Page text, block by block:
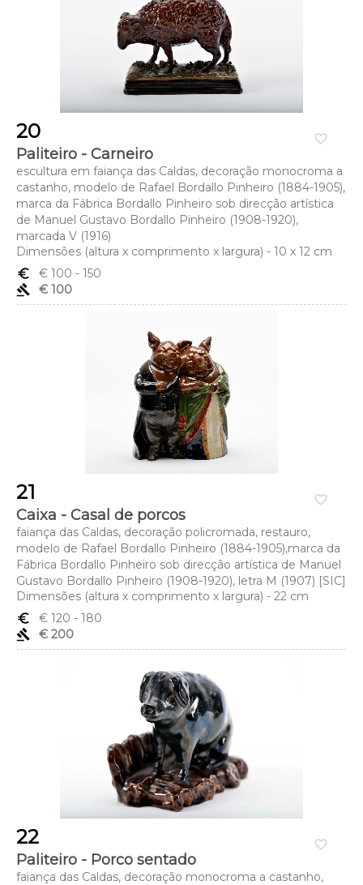
favorite_border
20
Paliteiro - Carneiro
escultura em faiança das Caldas, decoração monocroma a
castanho, modelo de Rafael Bordallo Pinheiro (1884-1905),
marca da Fábrica Bordallo Pinheiro sob direcção artística
de Manuel Gustavo Bordallo Pinheiro (1908-1920),
marcada V (1916)
Dimensões (altura x comprimento x largura) - 10 x 12 cm
euro_symbol
€ 100 - 150
gavel
€ 100
favorite_border
21
Caixa - Casal de porcos
faiança das Caldas, decoração policromada, restauro,
modelo de Rafael Bordallo Pinheiro (1884-1905),marca da
Fábrica Bordallo Pinheiro sob direcção artística de Manuel
Gustavo Bordallo Pinheiro (1908-1920), letra M (1907) [SIC]
Dimensões (altura x comprimento x largura) - 22 cm
euro_symbol
€ 120 - 180
gavel
€ 200
favorite_border
22
Paliteiro - Porco sentado
faiança das Caldas, decoração monocroma a castanho,